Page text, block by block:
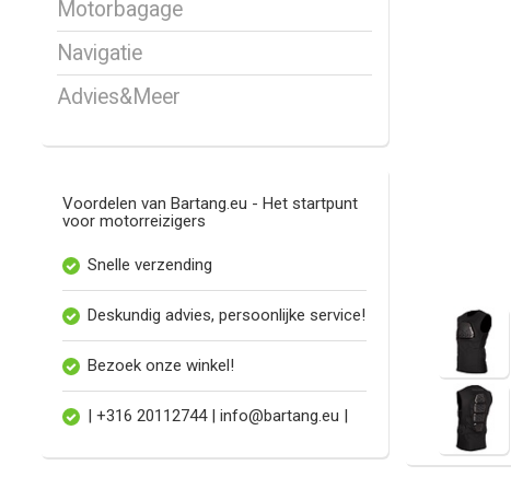
Motorbagage
Navigatie
Advies&Meer
Voordelen van Bartang.eu - Het startpunt
voor motorreizigers
Snelle verzending
Deskundig advies, persoonlijke service!
Bezoek onze winkel!
| +316 20112744 | info@bartang.eu |